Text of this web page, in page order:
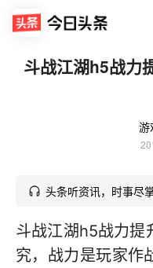
斗战江湖h5战力
游
头条听资讯，时事尽
斗战江湖h5战力提
究，战力是玩家作